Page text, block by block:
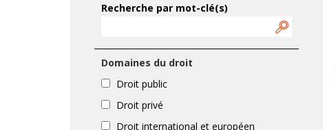
Recherche par mot-clé(s)
Domaines du droit
Droit public
Droit privé
Droit international et européen